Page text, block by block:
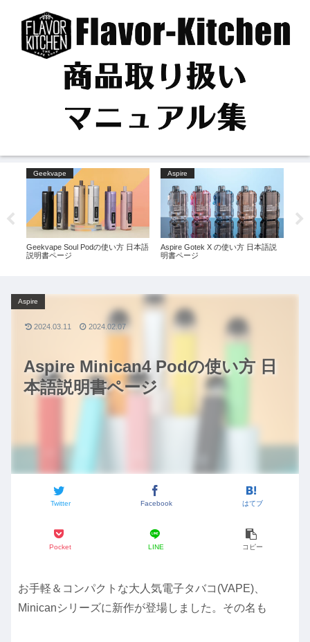
Geekvape
Geekvape Soul Podの使い方 日本語
説明書ページ
Aspire
Aspire Gotek X の使い方 日本語説
明書ページ
Aspire Minican4 Podの使い方 日
本語説明書ページ
Aspire
Twitter Facebook はてブ
Pocket LINE コピー
2024.03.11 2024.02.07
お手軽＆コンパクトな大人気電子タバコ(VAPE)、
Minicanシリーズに新作が登場しました。その名も